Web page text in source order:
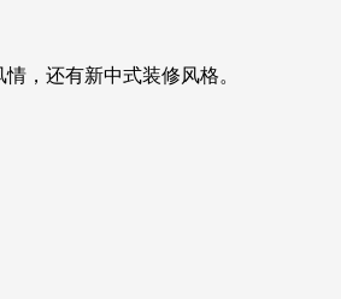
，还有新中式装修风格。